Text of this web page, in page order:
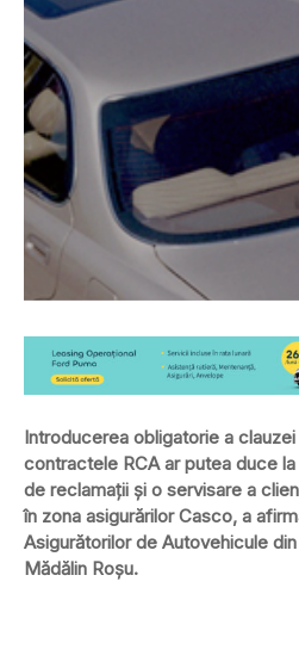
Introducerea obligatorie a
contractele RCA ar putea duce
de reclamaţii şi o servisare a
în zona asigurărilor Casco, a
Asigurătorilor de Autovehicule
Mădălin Roșu.